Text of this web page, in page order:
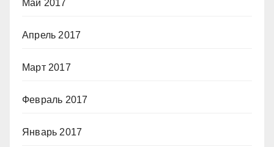
Май 2017
Апрель 2017
Март 2017
Февраль 2017
Январь 2017